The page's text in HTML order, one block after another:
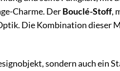
Charme. DerBouclé-Stoff,
Die Kombination dieser
sondern auch ein